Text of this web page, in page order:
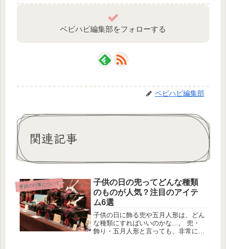
ベビハピ編集部をフォローする
ベビハピ編集部
関連記事
季節の行事について
子供の日の兜ってどんな種類
のものが人気？注目のアイテ
ム6選
子供の日に飾る兜や五月人形は、どん
な種類にすればいいのかな...。 兜・
飾り・五月人形と言っても、非常に